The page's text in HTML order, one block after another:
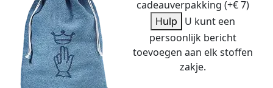
cadeauverpakking (+€ 7)
Hulp
U kunt een
persoonlijk bericht
toevoegen aan elk stoffen
zakje.